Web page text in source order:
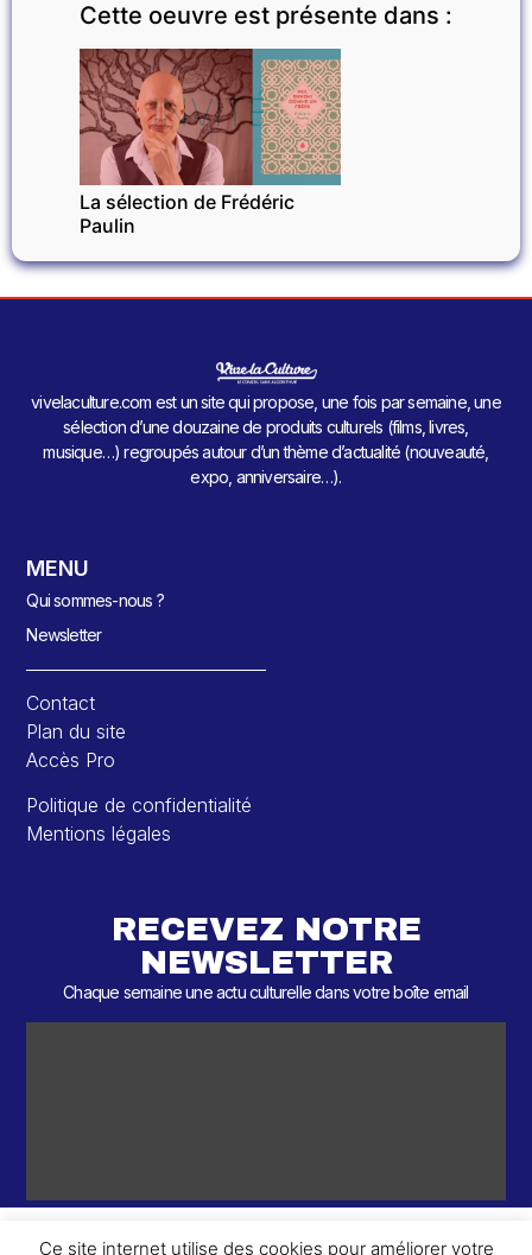
Cette oeuvre est présente dans :
INVITÉ
La sélection de Frédéric
Paulin
vivelaculture.com est un site qui propose, une fois par semaine, une
sélection d’une douzaine de produits culturels (films, livres,
musique…) regroupés autour d’un thème d’actualité (nouveauté,
expo, anniversaire…).
MENU
Qui sommes-nous ?
Newsletter
Contact
Plan du site
Accès Pro
Politique de confidentialité
Mentions légales
RECEVEZ NOTRE
NEWSLETTER
Chaque semaine une actu culturelle dans votre boîte email
Ce site internet utilise des cookies pour améliorer votre